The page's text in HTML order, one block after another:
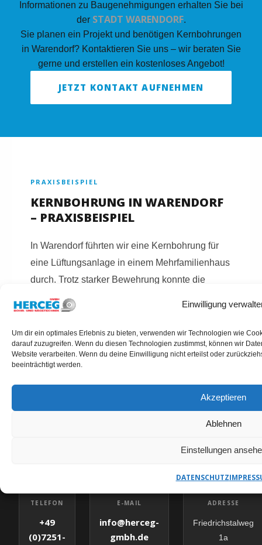
Einwilligung
Um dir ein optimales Erlebnis zu bieten, verwenden wir Technologien wie
darauf zuzugreifen. Wenn du diesen Technologien zustimmst, können wir
Website verarbeiten. Wenn du deine Einwilligung nicht erteilst oder
beeinträchtigt werden.
Akzeptieren
Ablehnen
Einstellungen
DATENSCHUTZ
Informationen zu Baugenehmigungen erhalten Sie bei
der STADT WARENDORF.
Sie planen ein Projekt und benötigen Kernbohrungen
in Warendorf? Kontaktieren Sie uns – wir beraten Sie
gerne und erstellen ein kostenloses Angebot!
JETZT KONTAKT AUFNEHMEN
PRAXISBEISPIEL
KERNBOHRUNG IN WARENDORF
– PRAXISBEISPIEL
In Warendorf führten wir eine Kernbohrung für
eine Lüftungsanlage in einem Mehrfamilienhaus
durch. Trotz starker Bewehrung konnte die
Bohrung präzise und ohne Folgeschäden
umgesetzt werden.
KERNBOHRUNGEN WARENDORF ANFRAGEN
TELEFON
+49
(0)7251-
E-MAIL
info@herceg-
gmbh.de
ADRESSE
Friedrichstalweg
1a